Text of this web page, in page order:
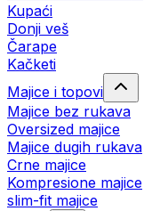
Kupaći
Donji veš
Čarape
Kačketi
Majice i topovi
Majice bez rukava
Oversized majice
Majice dugih rukava
Crne majice
Kompresione majice
slim-fit majice